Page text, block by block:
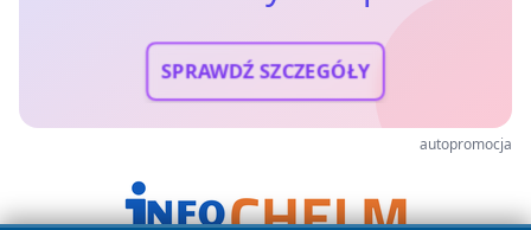
SPRAWDŹ SZCZEGÓŁY
autopromocja